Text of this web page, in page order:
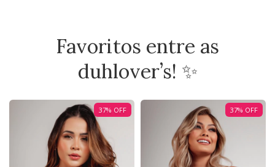
Favoritos entre as
duhlover’s! ✨
37% OFF 37% OFF